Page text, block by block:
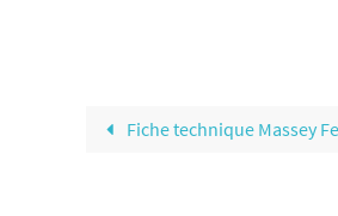
Fiche technique Massey